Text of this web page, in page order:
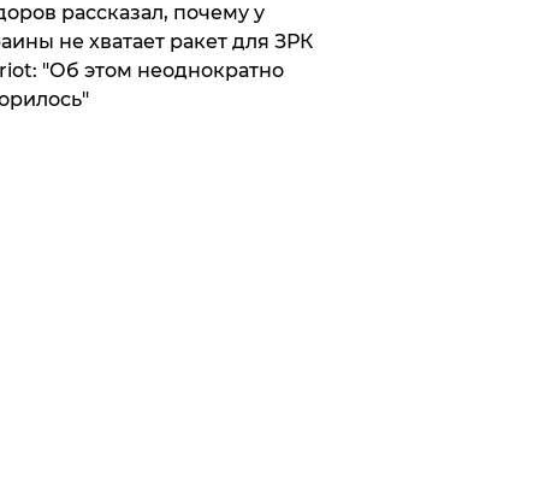
рассказал, почему у
не хватает ракет для ЗРК
"Об этом неоднократно